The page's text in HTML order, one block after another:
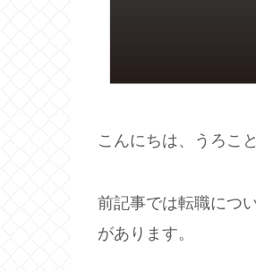
こんにちは、うろこ
前記事では転職につ
があります。